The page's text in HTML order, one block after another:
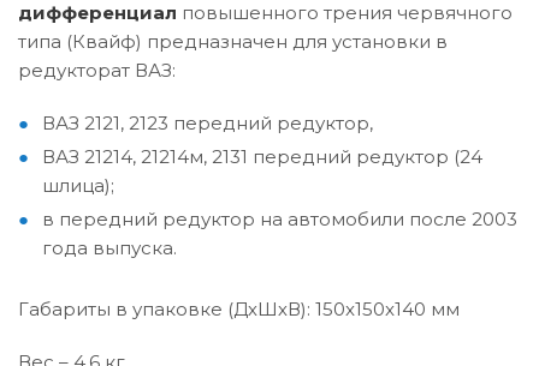
дифференциал повышенного трения червячного
типа (Квайф) предназначен для установки в
редукторат ВАЗ:
ВАЗ 2121, 2123 передний редуктор,
ВАЗ 21214, 21214м, 2131 передний редуктор (24
шлица);
в передний редуктор на автомобили после 2003
года выпуска.
Габариты в упаковке (ДхШхВ): 150x150x140 мм